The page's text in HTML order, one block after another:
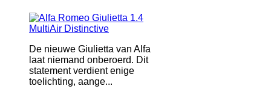
De nieuwe Giulietta van Alfa
laat niemand onberoerd. Dit
statement verdient enige
toelichting, aange...